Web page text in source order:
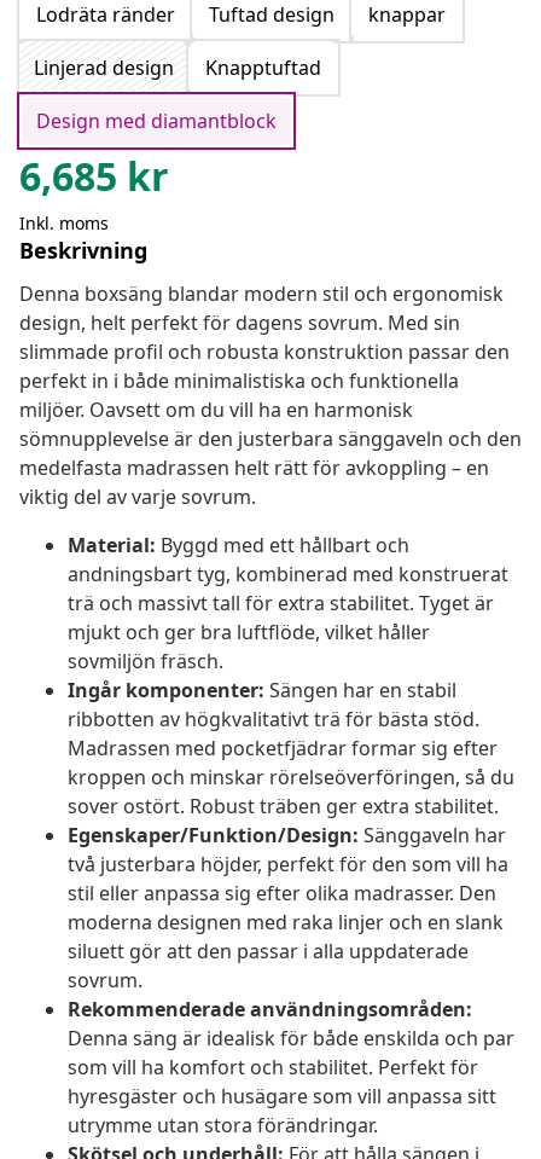
Lodräta ränder
Tuftad design
knappar
Linjerad design
Knapptuftad
Design med diamantblock
6,685 kr
Inkl. moms
Beskrivning
Denna boxsäng blandar modern stil och ergonomisk
design, helt perfekt för dagens sovrum. Med sin
slimmade profil och robusta konstruktion passar den
perfekt in i både minimalistiska och funktionella
miljöer. Oavsett om du vill ha en harmonisk
sömnupplevelse är den justerbara sänggaveln och den
medelfasta madrassen helt rätt för avkoppling – en
viktig del av varje sovrum.
Material: Byggd med ett hållbart och
andningsbart tyg, kombinerad med konstruerat
trä och massivt tall för extra stabilitet. Tyget är
mjukt och ger bra luftflöde, vilket håller
sovmiljön fräsch.
Ingår komponenter: Sängen har en stabil
ribbotten av högkvalitativt trä för bästa stöd.
Madrassen med pocketfjädrar formar sig efter
kroppen och minskar rörelseöverföringen, så du
sover ostört. Robust träben ger extra stabilitet.
Egenskaper/Funktion/Design: Sänggaveln har
två justerbara höjder, perfekt för den som vill ha
stil eller anpassa sig efter olika madrasser. Den
moderna designen med raka linjer och en slank
siluett gör att den passar i alla uppdaterade
sovrum.
Rekommenderade användningsområden:
Denna säng är idealisk för både enskilda och par
som vill ha komfort och stabilitet. Perfekt för
hyresgäster och husägare som vill anpassa sitt
utrymme utan stora förändringar.